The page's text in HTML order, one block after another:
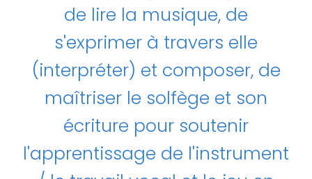
de lire la musique, de
s'exprimer à travers elle
(interpréter) et composer, de
maîtriser le solfège et son
écriture pour soutenir
l'apprentissage de l'instrument